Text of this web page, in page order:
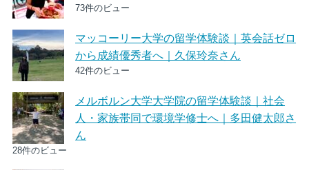
73件のビュー
マッコーリー大学の留学体験談｜英会話ゼロ
から成績優秀者へ｜久保玲奈さん
42件のビュー
メルボルン大学大学院の留学体験談｜社会
人・家族帯同で環境学修士へ｜多田健太郎さ
ん
28件のビュー